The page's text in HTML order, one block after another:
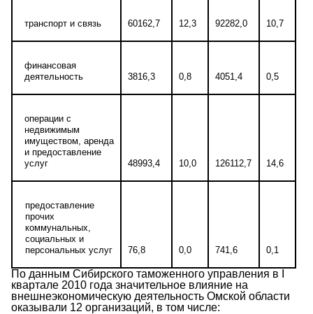
транспорт и связь 60162,7 12,3 92282,0 10,7
финансовая
деятельность
3816,3 0,8 4051,4 0,5
операции с
недвижимым
имуществом, аренда
и предоставление
услуг
48993,4 10,0 126112,7 14,6
предоставление
прочих
коммунальных,
социальных и
персональных услуг
76,8 0,0 741,6 0,1
По данным Сибирского таможенного управления в I
квартале 2010 года значительное влияние на
внешнеэкономическую деятельность Омской области
оказывали 12 организаций, в том числе: